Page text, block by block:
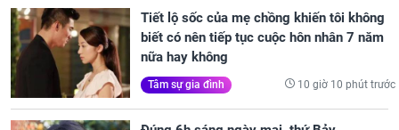
Tiết lộ sốc của mẹ chồng khiến tôi không
biết có nên tiếp tục cuộc hôn nhân 7 năm
nữa hay không
Tâm sự gia đình 10 giờ 10 phút trước